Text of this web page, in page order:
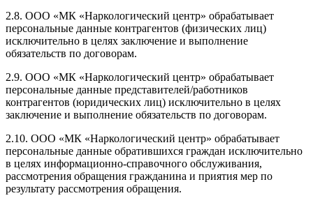
2.8. ООО «МК «Наркологический центр» обрабатывает
персональные данные контрагентов (физических лиц)
исключительно в целях заключение и выполнение
обязательств по договорам.
2.9. ООО «МК «Наркологический центр» обрабатывает
персональные данные представителей/работников
контрагентов (юридических лиц) исключительно в целях
заключение и выполнение обязательств по договорам.
2.10. ООО «МК «Наркологический центр» обрабатывает
персональные данные обратившихся граждан исключительно
в целях информационно-справочного обслуживания,
рассмотрения обращения гражданина и приятия мер по
результату рассмотрения обращения.